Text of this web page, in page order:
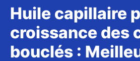
Huile capillaire
croissance des
bouclés :